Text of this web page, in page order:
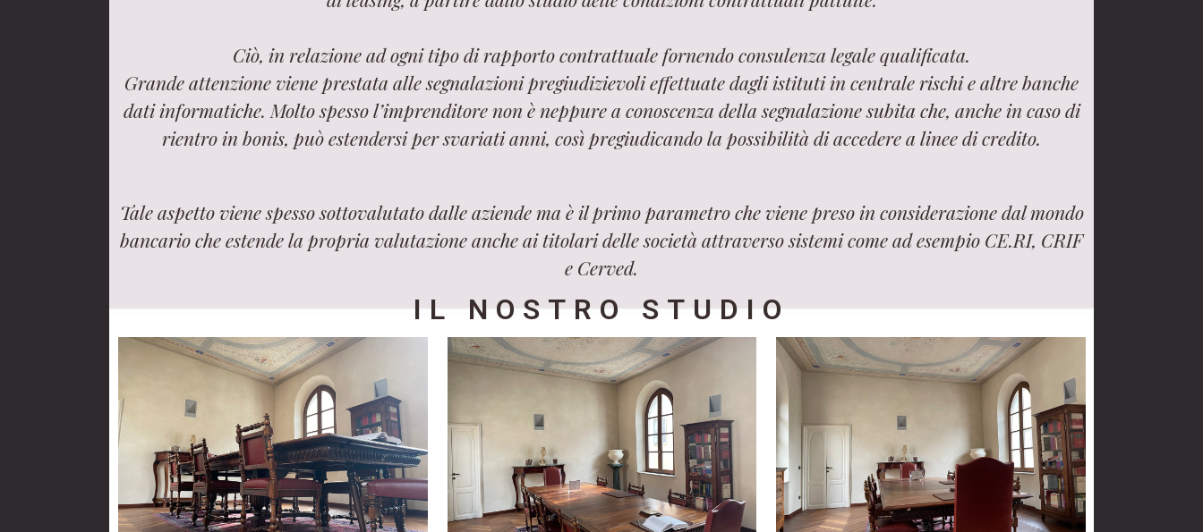
Ciò, in relazione ad ogni tipo di rapporto contrattuale fornendo consulenza legale qualificata.
Grande attenzione viene prestata alle segnalazioni pregiudizievoli effettuate dagli istituti in centrale rischi e altre banche
dati informatiche. Molto spesso l’imprenditore non è neppure a conoscenza della segnalazione subita che, anche in caso di
rientro in bonis, può estendersi per svariati anni, così pregiudicando la possibilità di accedere a linee di credito.
Tale aspetto viene spesso sottovalutato dalle aziende ma è il primo parametro che viene preso in considerazione dal mondo
bancario che estende la propria valutazione anche ai titolari delle società attraverso sistemi come ad esempio CE.RI, CRIF
e Cerved.
IL NOSTRO STUDIO